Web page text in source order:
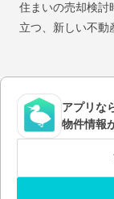
住まいの売却検討
立つ、新しい不動
アプリな
物件情報